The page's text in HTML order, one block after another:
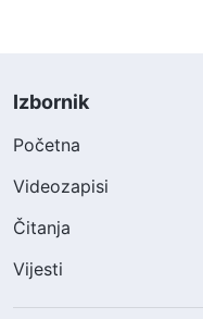
Izbornik
Početna
Videozapisi
Čitanja
Vijesti